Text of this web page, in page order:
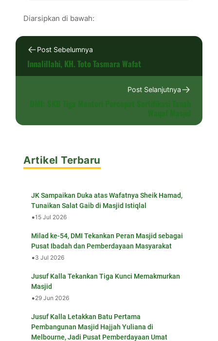
Diarsipkan di bawah:
Post Sebelumnya
Innalillahi, KH. Toto Tasmara Wafat
Post Selanjutnya
Artikel Terbaru
JK Sampaikan Duka atas Wafatnya Sheik Hamad,
Tunaikan Salat Gaib di Masjid Istiqlal
•15 Jul 2026
Milad ke-54, DMI Tekankan Peran Masjid sebagai
Pusat Ibadah dan Pemberdayaan Masyarakat
•3 Jul 2026
Jusuf Kalla Tekankan Tiga Kunci Memakmurkan
Masjid
•29 Jun 2026
Jusuf Kalla Letakkan Batu Pertama
Pembangunan Masjid Hajjah Yuliana di
Melbourne, Jadi Pusat Pemberdayaan Umat